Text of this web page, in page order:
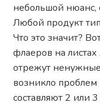
небольшой нюанс,
Любой продукт
Что это значит?
флаеров на
отрежут
возникло
составляют 2 или